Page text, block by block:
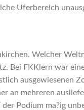
Uferbereich
Welcher
Bei FKKlern war
ausgewiesenen
an mehreren
Podium ma?ig